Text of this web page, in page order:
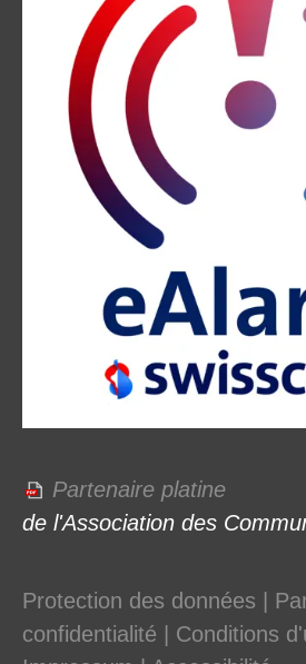
Partenaire platine
de l'Association des
Protection des données
confidentialité
Conditions